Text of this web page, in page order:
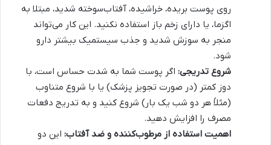
روی پوست بریده، خراشیده، آفتاب‌سوخته شدید، مبتلا به
اگزما، یا دارای زخم باز استفاده نکنید. این کار می‌تواند
منجر به سوزش شدید و جذب سیستمیک بیشتر دارو
شود.
شروع تدریجی: اگر پوست شما به شدت حساس است، با
دوز کمتر (در صورت تجویز پزشک) یا با شروع متناوب
(مثلاً هر دو شب یک بار) شروع کنید و به تدریج دفعات
مصرف را افزایش دهید.
اهمیت استفاده از مرطوب‌کننده و ضد آفتاب: این دو